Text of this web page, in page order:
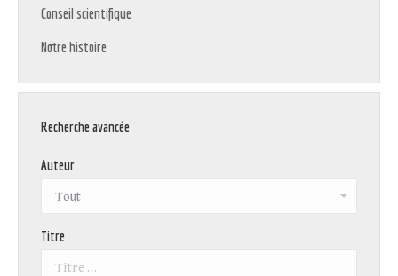
Conseil scientifique
Notre histoire
Recherche avancée
Auteur
Titre